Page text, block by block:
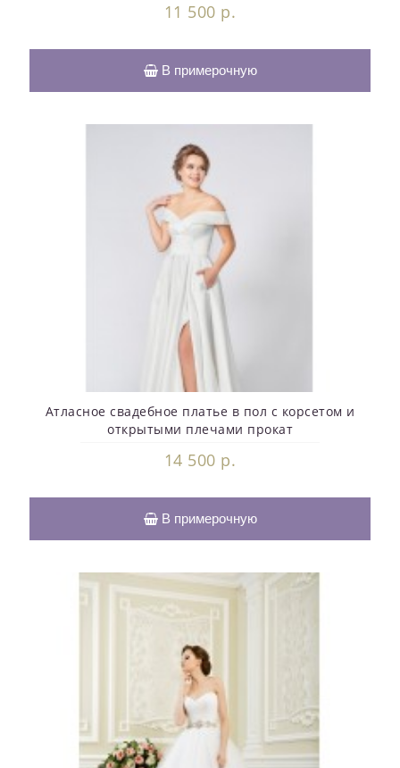
11 500 р.
В примерочную
Атласное свадебное платье в пол с корсетом и
открытыми плечами прокат
14 500 р.
В примерочную